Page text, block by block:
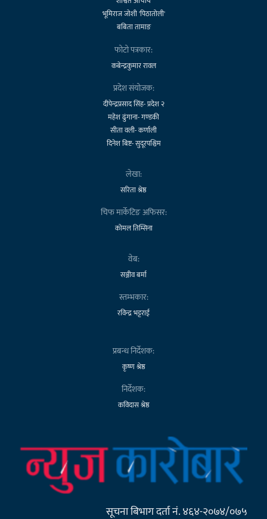
भूमिराज जोशी 'पिठातोली'
बबिता तामाङ
फोटो पत्रकार:
कबेन्द्रकुमार रावल
प्रदेश संयोजक:
दीपेन्द्रप्रसाद सिंह- प्रदेश २
महेश ढुंगाना- गण्डकी
सीता वली- कर्णाली
दिनेश बिष्ट- सुदूरपश्चिम
लेखा:
सरिता श्रेष्ठ
चिफ मार्केटिङ अफिसर:
कोमल तिम्सिना
वेब:
सञ्जीव बर्मा
स्तम्भकार:
रविन्द्र भट्टराई
प्रबन्ध निर्देशक:
कृष्ण श्रेष्ठ
निर्देशक:
कविदास श्रेष्ठ
सूचना बिभाग दर्ता नं. ४६४-२०७४/०७५